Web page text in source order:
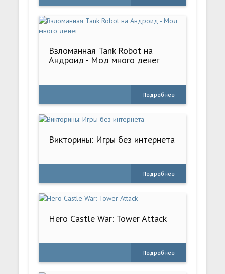
Взломанная Tank Robot на
Андроид - Мод много денег
Подробнее
Викторины: Игры без интернета
Подробнее
Hero Castle War: Tower Attack
Подробнее